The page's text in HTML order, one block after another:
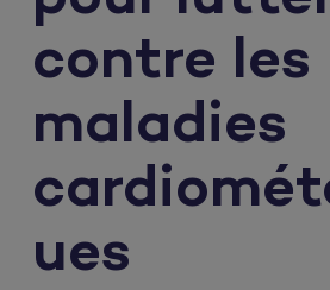
contre les
maladies
ues